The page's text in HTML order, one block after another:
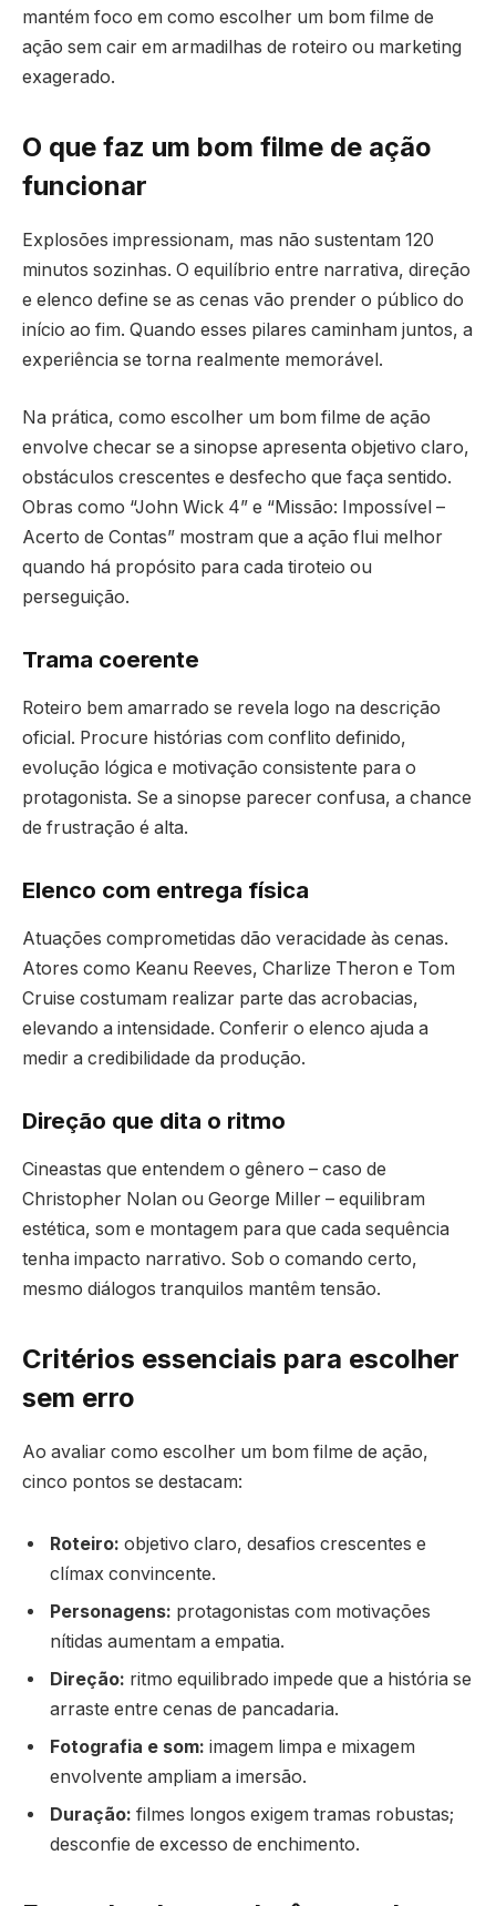
mantém foco em como escolher um bom filme de
ação sem cair em armadilhas de roteiro ou marketing
exagerado.
O que faz um bom filme de ação
funcionar
Explosões impressionam, mas não sustentam 120
minutos sozinhas. O equilíbrio entre narrativa, direção
e elenco define se as cenas vão prender o público do
início ao fim. Quando esses pilares caminham juntos, a
experiência se torna realmente memorável.
Na prática, como escolher um bom filme de ação
envolve checar se a sinopse apresenta objetivo claro,
obstáculos crescentes e desfecho que faça sentido.
Obras como “John Wick 4” e “Missão: Impossível –
Acerto de Contas” mostram que a ação flui melhor
quando há propósito para cada tiroteio ou
perseguição.
Trama coerente
Roteiro bem amarrado se revela logo na descrição
oficial. Procure histórias com conflito definido,
evolução lógica e motivação consistente para o
protagonista. Se a sinopse parecer confusa, a chance
de frustração é alta.
Elenco com entrega física
Atuações comprometidas dão veracidade às cenas.
Atores como Keanu Reeves, Charlize Theron e Tom
Cruise costumam realizar parte das acrobacias,
elevando a intensidade. Conferir o elenco ajuda a
medir a credibilidade da produção.
Direção que dita o ritmo
Cineastas que entendem o gênero – caso de
Christopher Nolan ou George Miller – equilibram
estética, som e montagem para que cada sequência
tenha impacto narrativo. Sob o comando certo,
mesmo diálogos tranquilos mantêm tensão.
Critérios essenciais para escolher
sem erro
Ao avaliar como escolher um bom filme de ação,
cinco pontos se destacam:
Roteiro: objetivo claro, desafios crescentes e
clímax convincente.
Personagens: protagonistas com motivações
nítidas aumentam a empatia.
Direção: ritmo equilibrado impede que a história se
arraste entre cenas de pancadaria.
Fotografia e som: imagem limpa e mixagem
envolvente ampliam a imersão.
Duração: filmes longos exigem tramas robustas;
desconfie de excesso de enchimento.